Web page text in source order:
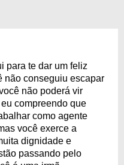
para te dar um feliz
não conseguiu escapar
não poderá vir
compreendo que
como agente
você exerce a
dignidade e
passando pelo